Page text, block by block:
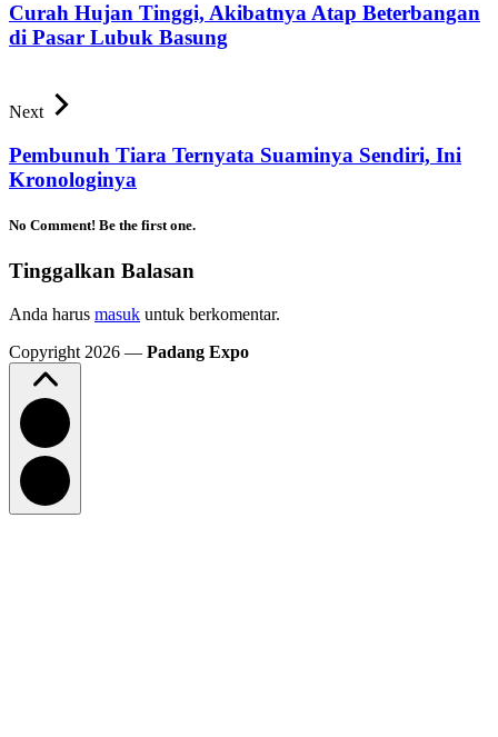
Curah Hujan Tinggi, Akibatnya Atap Beterbangan
di Pasar Lubuk Basung
Next
Pembunuh Tiara Ternyata Suaminya Sendiri, Ini
Kronologinya
No Comment! Be the first one.
Tinggalkan Balasan
Anda harus masuk untuk berkomentar.
Copyright 2026 — Padang Expo